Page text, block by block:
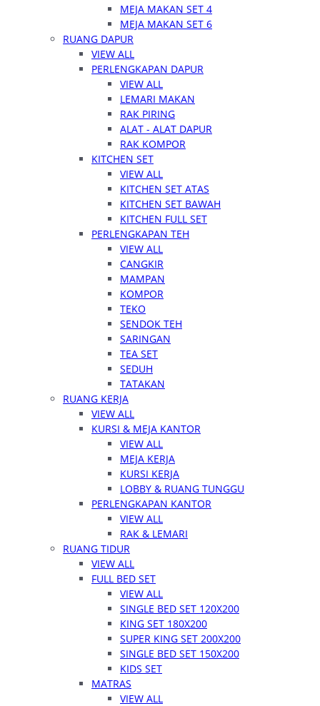
MEJA MAKAN SET 4
MEJA MAKAN SET 6
RUANG DAPUR
VIEW ALL
PERLENGKAPAN DAPUR
VIEW ALL
LEMARI MAKAN
RAK PIRING
ALAT - ALAT DAPUR
RAK KOMPOR
KITCHEN SET
VIEW ALL
KITCHEN SET ATAS
KITCHEN SET BAWAH
KITCHEN FULL SET
PERLENGKAPAN TEH
VIEW ALL
CANGKIR
MAMPAN
KOMPOR
TEKO
SENDOK TEH
SARINGAN
TEA SET
SEDUH
TATAKAN
RUANG KERJA
VIEW ALL
KURSI & MEJA KANTOR
VIEW ALL
MEJA KERJA
KURSI KERJA
LOBBY & RUANG TUNGGU
PERLENGKAPAN KANTOR
VIEW ALL
RAK & LEMARI
RUANG TIDUR
VIEW ALL
FULL BED SET
VIEW ALL
SINGLE BED SET 120X200
KING SET 180X200
SUPER KING SET 200X200
SINGLE BED SET 150X200
KIDS SET
MATRAS
VIEW ALL